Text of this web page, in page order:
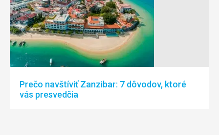
Prečo navštíviť Zanzibar: 7 dôvodov, ktoré
vás presvedčia